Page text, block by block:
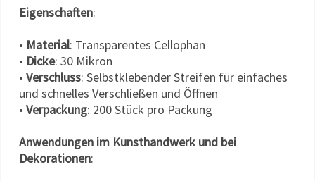
Eigenschaften:
• Material: Transparentes Cellophan
• Dicke: 30 Mikron
• Verschluss: Selbstklebender Streifen für einfaches
und schnelles Verschließen und Öffnen
• Verpackung: 200 Stück pro Packung
Anwendungen im Kunsthandwerk und bei
Dekorationen: